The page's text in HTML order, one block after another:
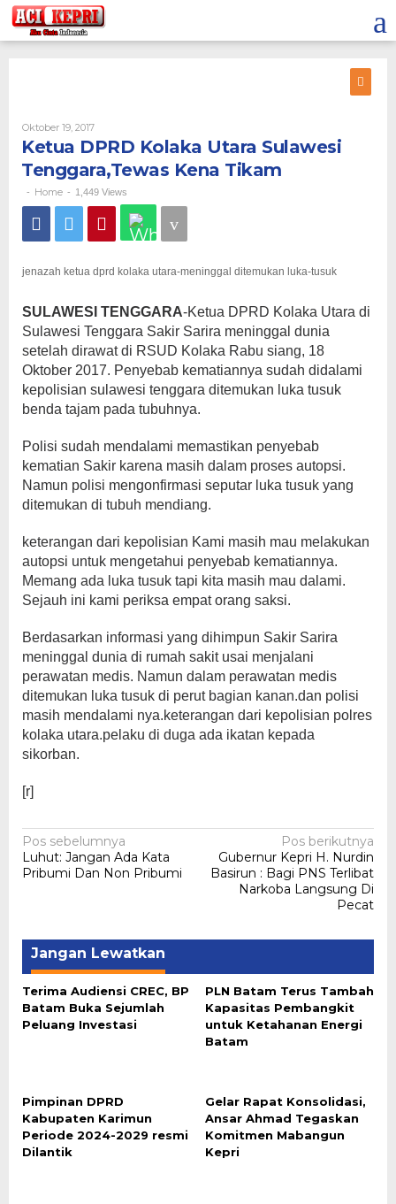
Lewati
ke
konten
Oktober 19, 2017Oleh
Ketua DPRD Kolaka Utara Sulawesi
Tenggara,Tewas Kena Tikam
- Home - 1,449 Views
jenazah ketua dprd kolaka utara-meninggal ditemukan luka-tusuk
SULAWESI TENGGARA-Ketua DPRD Kolaka Utara di
Sulawesi Tenggara Sakir Sarira meninggal dunia
setelah dirawat di RSUD Kolaka Rabu siang, 18
Oktober 2017. Penyebab kematiannya sudah didalami
kepolisian sulawesi tenggara ditemukan luka tusuk
benda tajam pada tubuhnya.
Polisi sudah mendalami memastikan penyebab
kematian Sakir karena masih dalam proses autopsi.
Namun polisi mengonfirmasi seputar luka tusuk yang
ditemukan di tubuh mendiang.
keterangan dari kepolisian Kami masih mau melakukan
autopsi untuk mengetahui penyebab kematiannya.
Memang ada luka tusuk tapi kita masih mau dalami.
Sejauh ini kami periksa empat orang saksi.
Berdasarkan informasi yang dihimpun Sakir Sarira
meninggal dunia di rumah sakit usai menjalani
perawatan medis. Namun dalam perawatan medis
ditemukan luka tusuk di perut bagian kanan.dan polisi
masih mendalami nya.keterangan dari kepolisian polres
kolaka utara.pelaku di duga ada ikatan kepada
sikorban.
[r]
Navigasi
pos
Pos sebelumnya
Luhut: Jangan Ada Kata
Pribumi Dan Non Pribumi
Pos berikutnya
Gubernur Kepri H. Nurdin
Basirun : Bagi PNS Terlibat
Narkoba Langsung Di
Pecat
Jangan Lewatkan
Terima Audiensi CREC, BP
Batam Buka Sejumlah
Peluang Investasi
PLN Batam Terus Tambah
Kapasitas Pembangkit
untuk Ketahanan Energi
Batam
Pimpinan DPRD
Kabupaten Karimun
Periode 2024-2029 resmi
Dilantik
Gelar Rapat Konsolidasi,
Ansar Ahmad Tegaskan
Komitmen Mabangun
Kepri